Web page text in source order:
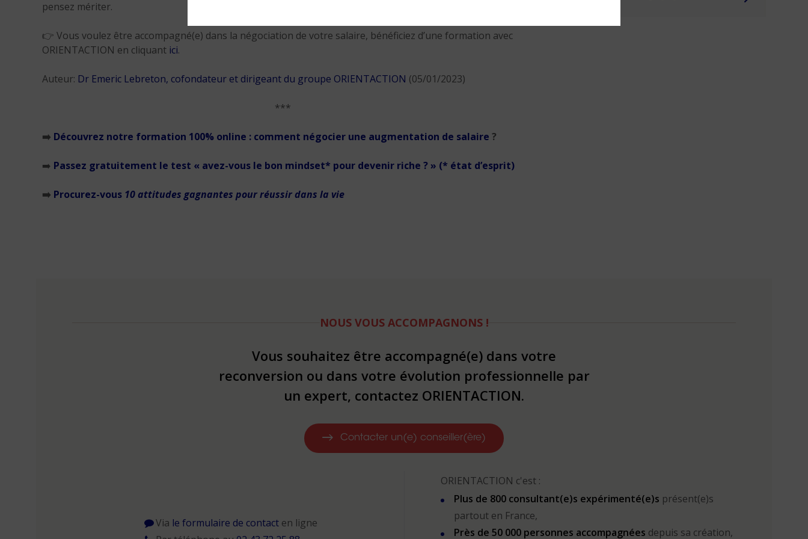
pensez mériter.
👉 Vous voulez être accompagné(e) dans la négociation de votre salaire, bénéficiez d’une formation avec
ORIENTACTION en cliquant ici.
Auteur: Dr Emeric Lebreton, cofondateur et dirigeant du groupe ORIENTACTION (05/01/2023)
***
➡️ Découvrez notre formation 100% online : comment négocier une augmentation de salaire ?
➡️ Passez gratuitement le test « avez-vous le bon mindset* pour devenir riche ? » (* état d’esprit)
➡️ Procurez-vous 10 attitudes gagnantes pour réussir dans la vie
NOUS VOUS ACCOMPAGNONS !
Vous souhaitez être accompagné(e) dans votre
reconversion ou dans votre évolution professionnelle par
un expert, contactez ORIENTACTION.
Contacter un(e) conseiller(ère)
Via le formulaire de contact en ligne
ORIENTACTION c'est :
Plus de 800 consultant(e)s expérimenté(e)s présent(e)s
partout en France,
Près de 50 000 personnes accompagnées depuis sa création,